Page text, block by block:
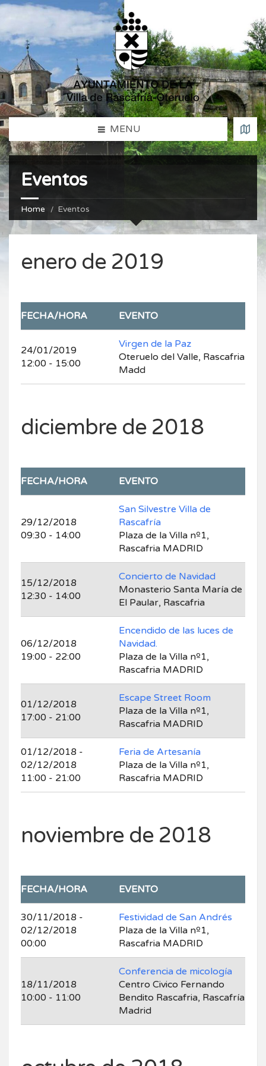
MENU
Eventos
Home Eventos
enero de 2019
FECHA/HORA EVENTO
24/01/2019
12:00 - 15:00
Virgen de la Paz
Oteruelo del Valle, Rascafria
Madd
diciembre de 2018
FECHA/HORA EVENTO
29/12/2018
09:30 - 14:00
San Silvestre Villa de
Rascafría
Plaza de la Villa nº1,
Rascafria MADRID
15/12/2018
12:30 - 14:00
Concierto de Navidad
Monasterio Santa María de
El Paular, Rascafria
06/12/2018
19:00 - 22:00
Encendido de las luces de
Navidad.
Plaza de la Villa nº1,
Rascafria MADRID
01/12/2018
17:00 - 21:00
Escape Street Room
Plaza de la Villa nº1,
Rascafria MADRID
01/12/2018 -
02/12/2018
11:00 - 21:00
Feria de Artesanía
Plaza de la Villa nº1,
Rascafria MADRID
noviembre de 2018
FECHA/HORA EVENTO
30/11/2018 -
02/12/2018
00:00
Festividad de San Andrés
Plaza de la Villa nº1,
Rascafria MADRID
18/11/2018
10:00 - 11:00
Conferencia de micología
Centro Civico Fernando
Bendito Rascafria, Rascafría
Madrid